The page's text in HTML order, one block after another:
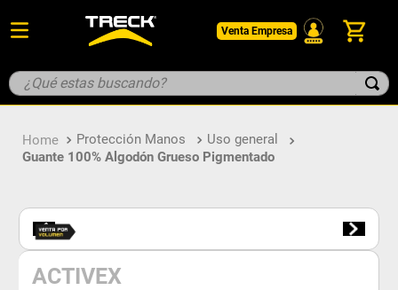
Venta Empresa
¿Qué estas buscando?
Protección Manos
Uso general
Guante 100% Algodón Grueso Pigmentado
ACTIVEX
1. botin